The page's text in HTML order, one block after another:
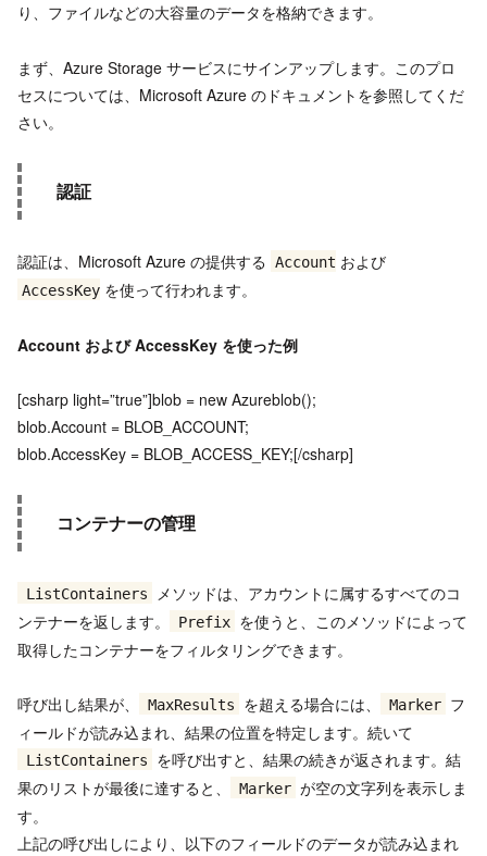
り、ファイルなどの大容量のデータを格納できます。
まず、Azure Storage サービスにサインアップします。このプロ
セスについては、Microsoft Azure のドキュメントを参照してくだ
さい。
認証
認証は、Microsoft Azure の提供する Account および
AccessKey を使って行われます。
Account およびAccessKey を使った例
[csharp light=”true”]blob = new Azureblob();
blob.Account = BLOB_ACCOUNT;
blob.AccessKey = BLOB_ACCESS_KEY;[/csharp]
コンテナーの管理
ListContainers
メソッドは、アカウントに属するすべてのコ
ンテナーを返します。
Prefix を使うと、このメソッドによって
取得したコンテナーをフィルタリングできます。
呼び出し結果が、 MaxResults を超える場合には、 Marker フ
ィールドが読み込まれ、結果の位置を特定します。続いて
ListContainers
を呼び出すと、結果の続きが返されます。結
果のリストが最後に達すると、
Marker が空の文字列を表示しま
す。
上記の呼び出しにより、以下のフィールドのデータが読み込まれ